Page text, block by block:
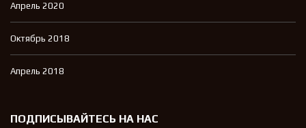
Апрель 2020
Октябрь 2018
Апрель 2018
ПОДПИСЫВАЙТЕСЬ НА НАС